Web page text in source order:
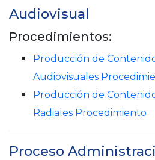
Audiovisual
Procedimientos:
Producción de
Audiovisuales
Producción de
Radiales Procedimiento
Proceso